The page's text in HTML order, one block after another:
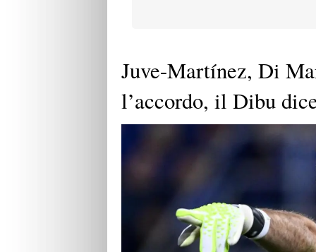
Juve-Martínez, Di
l’accordo, il Dibu